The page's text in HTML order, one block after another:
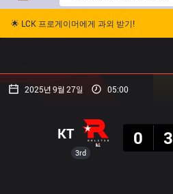
🌟 LCK 프로게이머에게 과외 받기!
2025년 9월 27일 05:00
3rd
KT
0
3